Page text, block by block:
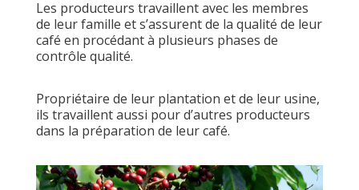
Les producteurs travaillent avec les membres
de leur famille et s’assurent de la qualité de leur
café en procédant à plusieurs phases de
contrôle qualité.
Propriétaire de leur plantation et de leur usine,
ils travaillent aussi pour d’autres producteurs
dans la préparation de leur café.